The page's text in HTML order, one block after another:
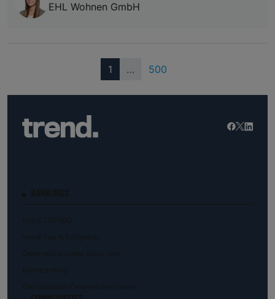
EHL Wohnen GmbH
1 (current)
… 500